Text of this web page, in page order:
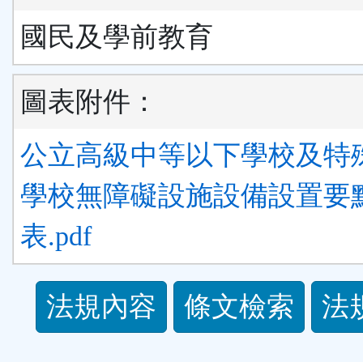
國民及學前教育
圖表附件：
公立高級中等以下學校及特
學校無障礙設施設備設置要
表.pdf
規
法規內容 條文檢索 法